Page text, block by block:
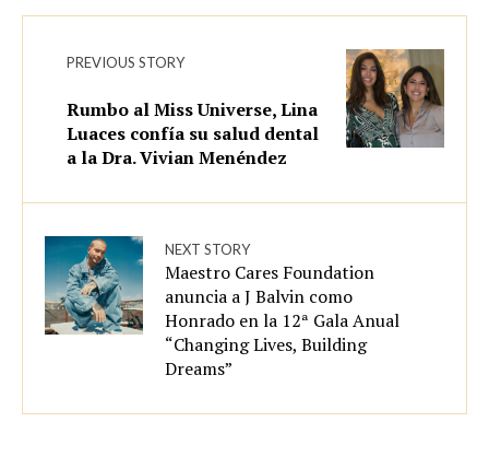
PREVIOUS STORY
Rumbo al Miss Universe, Lina
Luaces confía su salud dental
a la Dra. Vivian Menéndez
NEXT STORY
Maestro Cares Foundation
anuncia a J Balvin como
Honrado en la 12ª Gala Anual
“Changing Lives, Building
Dreams”